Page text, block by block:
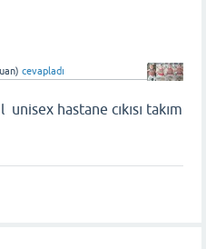
cevapladı
hastane cıkısı takım